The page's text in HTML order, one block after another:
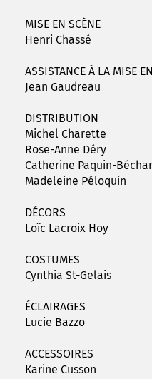
MISE EN SCÈNE
Henri Chassé
ASSISTANCE À LA MISE
Jean Gaudreau
DISTRIBUTION
Michel Charette
Rose-Anne Déry
Catherine Paquin-
Madeleine Péloquin
DÉCORS
Loïc Lacroix Hoy
COSTUMES
Cynthia St-Gelais
ÉCLAIRAGES
Lucie Bazzo
ACCESSOIRES
Karine Cusson